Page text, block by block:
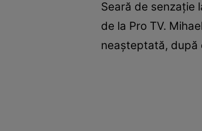
Seară de senzație
de la Pro TV.
neașteptată, după